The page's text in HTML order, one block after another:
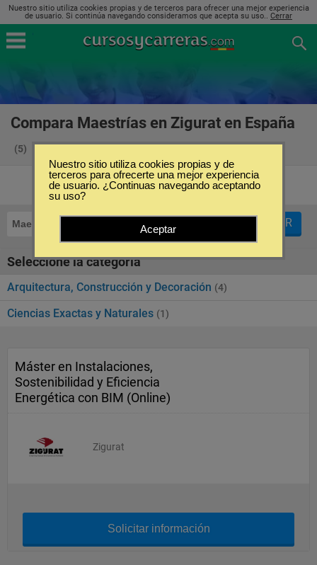
Nuestro sitio utiliza cookies propias y de terceros para ofrecer una mejor experiencia
de usuario. Si continúa navegando consideramos que acepta su uso.. Cerrar
Compara Maestrías en Zigurat en España
(5)
Maestrías FILTRAR
Seleccione la categoría
Arquitectura, Construcción y Decoración (4)
Ciencias Exactas y Naturales (1)
Máster en Instalaciones,
Sostenibilidad y Eficiencia
Energética con BIM (Online)
Zigurat
Solicitar información
Nuestro sitio utiliza cookies propias y de
terceros para ofrecerte una mejor experiencia
de usuario. ¿Continuas navegando aceptando
su uso?
Aceptar